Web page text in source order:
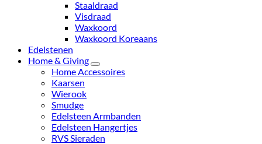
Staaldraad
Visdraad
Waxkoord
Waxkoord Koreaans
Edelstenen
Home & Giving
Home Accessoires
Kaarsen
Wierook
Smudge
Edelsteen Armbanden
Edelsteen Hangertjes
RVS Sieraden